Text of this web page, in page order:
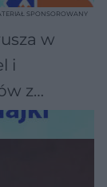
w
i
z
SPONSOROWANY